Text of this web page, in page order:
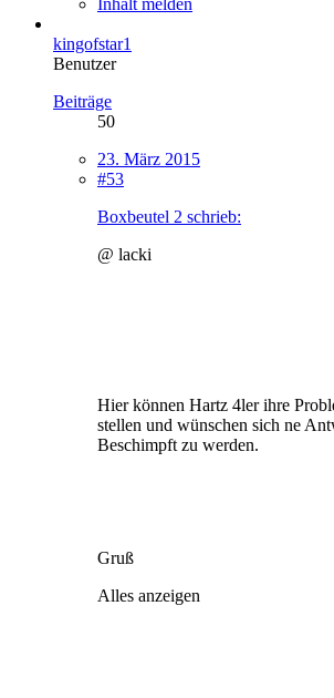
kingofstar1
Benutzer
Beiträge
50
23. März 2015
#53
Boxbeutel 2 schrieb:
@ lacki
Hier können Hartz 4ler ihre
stellen und wünschen sich ne
Beschimpft zu werden.
Gruß
Alles anzeigen